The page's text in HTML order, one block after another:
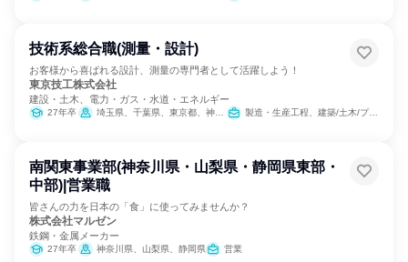
技術系総合職(測量・設計)
お客様から喜ばれる設計、測量の専門者として活躍しよう！
東京技工株式会社
建設・土木、電力・ガス・水道・エネルギー
27年卒 埼玉県、千葉県、東京都、神奈川県 製造・生産工程、建築/土木/プラント専門職
南関東事業部(神奈川県・山梨県・静岡県東部・
中部)|営業職
皆さんの力を日本の「食」に使ってみませんか？
株式会社マルゼン
鉄鋼・金属メーカー
27年卒 神奈川県、山梨県、静岡県 営業